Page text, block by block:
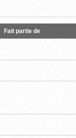
Fait partie de